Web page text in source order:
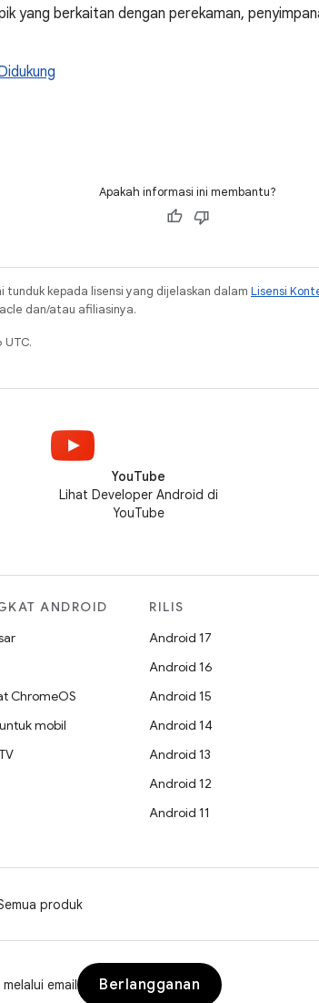
yang berkaitan dengan perekaman,
Apakah informasi ini membantu?
kepada lisensi yang dijelaskan dalam Lisensi
dan/atau afiliasinya.
YouTube
Lihat Developer Android di
YouTube
ANDROID
ChromeOS
mobil
RILIS
Android 17
Android 16
Android 15
Android 14
Android 13
Android 12
Android 11
produk
email Berlangganan